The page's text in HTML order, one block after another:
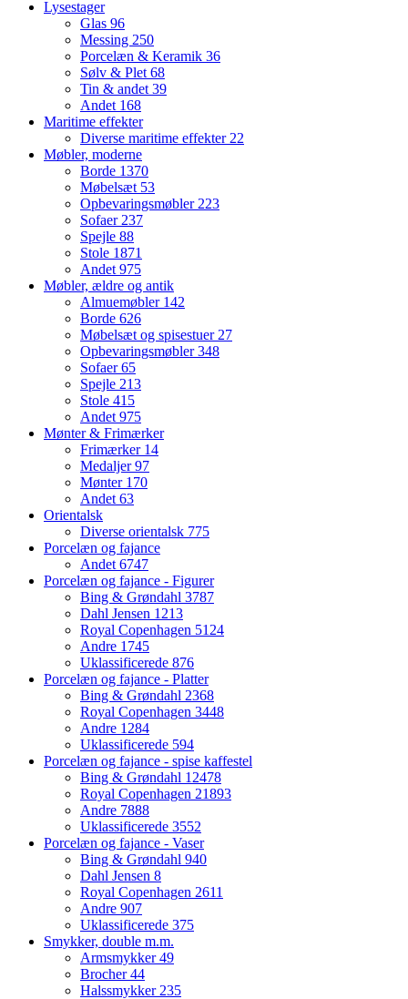
Lysestager
Glas 96
Messing 250
Porcelæn & Keramik 36
Sølv & Plet 68
Tin & andet 39
Andet 168
Maritime effekter
Diverse maritime effekter 22
Møbler, moderne
Borde 1370
Møbelsæt 53
Opbevaringsmøbler 223
Sofaer 237
Spejle 88
Stole 1871
Andet 975
Møbler, ældre og antik
Almuemøbler 142
Borde 626
Møbelsæt og spisestuer 27
Opbevaringsmøbler348
Sofaer65
Spejle 213
Stole 415
Andet 975
Mønter & Frimærker
Frimærker 14
Medaljer97
Mønter 170
Andet 63
Orientalsk
Diverse orientalsk 775
Porcelæn og fajance
Andet 6747
Porcelæn og fajance - Figurer
Bing & Grøndahl 3787
Dahl Jensen 1213
Royal Copenhagen 5124
Andre 1745
Uklassificerede 876
Porcelæn og fajance - Platter
Bing & Grøndahl 2368
Royal Copenhagen 3448
Andre 1284
Uklassificerede 594
Porcelæn og fajance - spise kaffestel
Bing & Grøndahl 12478
Royal Copenhagen 21893
Andre 7888
Uklassificerede 3552
Porcelæn og fajance - Vaser
Bing & Grøndahl 940
Dahl Jensen 8
Royal Copenhagen 2611
Andre 907
Uklassificerede 375
Smykker, double m.m.
Armsmykker49
Brocher44
Halssmykker 235